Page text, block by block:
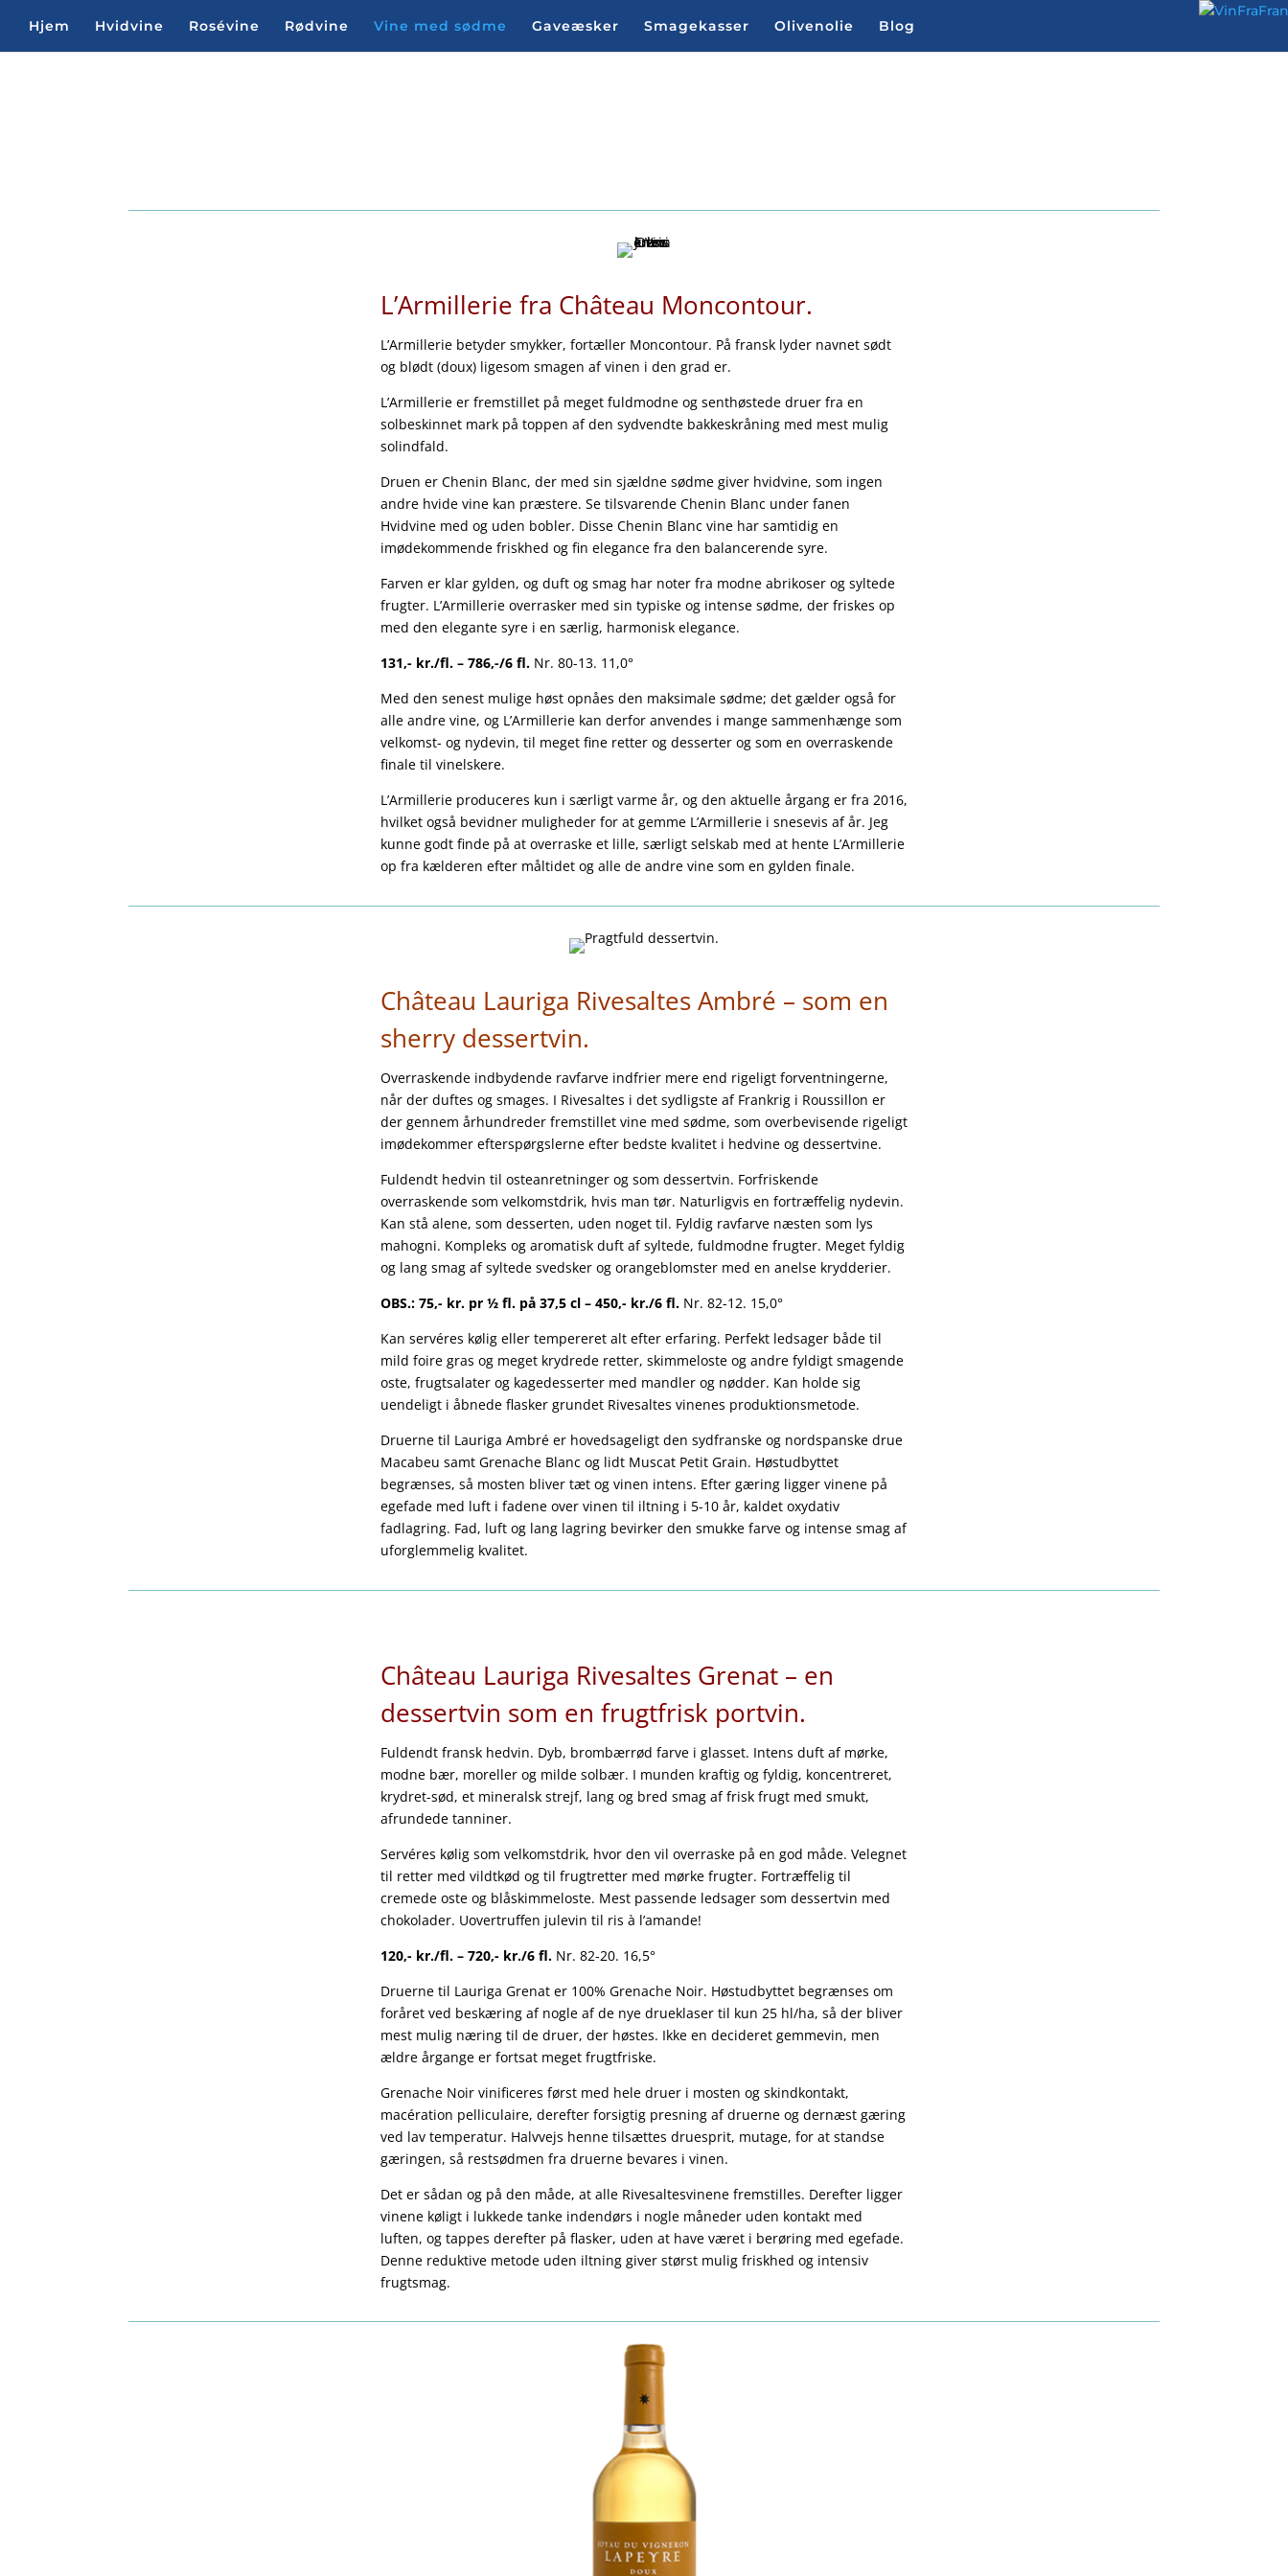
Hjem Hvidvine Rosévine Rødvine Vine med sødme Gaveæsker Smagekasser Olivenolie Blog
L’Armillerie fra Château Moncontour.
L’Armillerie betyder smykker, fortæller Moncontour. På fransk lyder navnet sødt
og blødt (doux) ligesom smagen af vinen i den grad er.
L’Armillerie er fremstillet på meget fuldmodne og senthøstede druer fra en
solbeskinnet mark på toppen af den sydvendte bakkeskråning med mest mulig
solindfald.
Druen er Chenin Blanc, der med sin sjældne sødme giver hvidvine, som ingen
andre hvide vine kan præstere. Se tilsvarende Chenin Blanc under fanen
Hvidvine med og uden bobler. Disse Chenin Blanc vine har samtidig en
imødekommende friskhed og fin elegance fra den balancerende syre.
Farven er klar gylden, og duft og smag har noter fra modne abrikoser og syltede
frugter. L’Armillerie overrasker med sin typiske og intense sødme, der friskes op
med den elegante syre i en særlig, harmonisk elegance.
131,- kr./fl. – 786,-/6 fl. Nr. 80-13. 11,0°
Med den senest mulige høst opnåes den maksimale sødme; det gælder også for
alle andre vine, og L’Armillerie kan derfor anvendes i mange sammenhænge som
velkomst- og nydevin, til meget fine retter og desserter og som en overraskende
finale til vinelskere.
L’Armillerie produceres kun i særligt varme år, og den aktuelle årgang er fra 2016,
hvilket også bevidner muligheder for at gemme L’Armillerie i snesevis af år. Jeg
kunne godt finde på at overraske et lille, særligt selskab med at hente L’Armillerie
op fra kælderen efter måltidet og alle de andre vine som en gylden finale.
Château Lauriga Rivesaltes Ambré – som en
sherry dessertvin.
Overraskende indbydende ravfarve indfrier mere end rigeligt forventningerne,
når der duftes og smages. I Rivesaltes i det sydligste af Frankrig i Roussillon er
der gennem århundreder fremstillet vine med sødme, som overbevisende rigeligt
imødekommer efterspørgslerne efter bedste kvalitet i hedvine og dessertvine.
Fuldendt hedvin til osteanretninger og som dessertvin. Forfriskende
overraskende som velkomstdrik, hvis man tør. Naturligvis en fortræffelig nydevin.
Kan stå alene, som desserten, uden noget til. Fyldig ravfarve næsten som lys
mahogni. Kompleks og aromatisk duft af syltede, fuldmodne frugter. Meget fyldig
og lang smag af syltede svedsker og orangeblomster med en anelse krydderier.
OBS.: 75,- kr. pr ½ fl. på 37,5 cl – 450,- kr./6 fl. Nr. 82-12. 15,0°
Kan servéres kølig eller tempereret alt efter erfaring. Perfekt ledsager både til
mild foire gras og meget krydrede retter, skimmeloste og andre fyldigt smagende
oste, frugtsalater og kagedesserter med mandler og nødder. Kan holde sig
uendeligt i åbnede flasker grundet Rivesaltes vinenes produktionsmetode.
Druerne til Lauriga Ambré er hovedsageligt den sydfranske og nordspanske drue
Macabeu samt Grenache Blanc og lidt Muscat Petit Grain. Høstudbyttet
begrænses, så mosten bliver tæt og vinen intens. Efter gæring ligger vinene på
egefade med luft i fadene over vinen til iltning i 5-10 år, kaldet oxydativ
fadlagring. Fad, luft og lang lagring bevirker den smukke farve og intense smag af
uforglemmelig kvalitet.
Château Lauriga Rivesaltes Grenat – en
dessertvin som en frugtfrisk portvin.
Fuldendt fransk hedvin. Dyb, brombærrød farve i glasset. Intens duft af mørke,
modne bær, moreller og milde solbær. I munden kraftig og fyldig, koncentreret,
krydret-sød, et mineralsk strejf, lang og bred smag af frisk frugt med smukt,
afrundede tanniner.
Servéres kølig som velkomstdrik, hvor den vil overraske på en god måde. Velegnet
til retter med vildtkød og til frugtretter med mørke frugter. Fortræffelig til
cremede oste og blåskimmeloste. Mest passende ledsager som dessertvin med
chokolader. Uovertruffen julevin til ris à l’amande!
120,- kr./fl. – 720,- kr./6 fl. Nr. 82-20. 16,5°
Druerne til Lauriga Grenat er 100% Grenache Noir. Høstudbyttet begrænses om
foråret ved beskæring af nogle af de nye drueklaser til kun 25 hl/ha, så der bliver
mest mulig næring til de druer, der høstes. Ikke en decideret gemmevin, men
ældre årgange er fortsat meget frugtfriske.
Grenache Noir vinificeres først med hele druer i mosten og skindkontakt,
macération pelliculaire, derefter forsigtig presning af druerne og dernæst gæring
ved lav temperatur. Halvvejs henne tilsættes druesprit, mutage, for at standse
gæringen, så restsødmen fra druerne bevares i vinen.
Det er sådan og på den måde, at alle Rivesaltesvinene fremstilles. Derefter ligger
vinene køligt i lukkede tanke indendørs i nogle måneder uden kontakt med
luften, og tappes derefter på flasker, uden at have været i berøring med egefade.
Denne reduktive metode uden iltning giver størst mulig friskhed og intensiv
frugtsmag.